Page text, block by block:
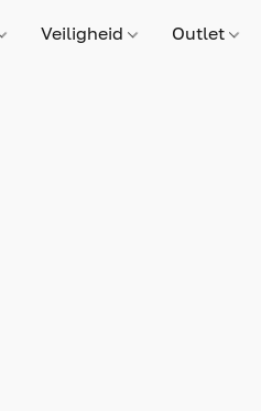
Veiligheid Outlet